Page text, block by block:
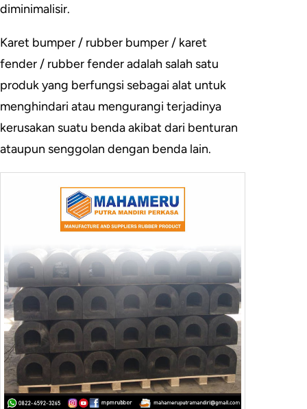
diminimalisir.
Karet bumper / rubber bumper / karet
fender / rubber fender adalah salah satu
produk yang berfungsi sebagai alat untuk
menghindari atau mengurangi terjadinya
kerusakan suatu benda akibat dari benturan
ataupun senggolan dengan benda lain.